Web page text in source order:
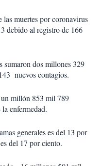
muertes por coronavirus
debido al registro de 166
sumaron dos millones 329
nuevos contagios.
millón 853 mil 789
enfermedad.
generales es del 13 por
del 17 por ciento.